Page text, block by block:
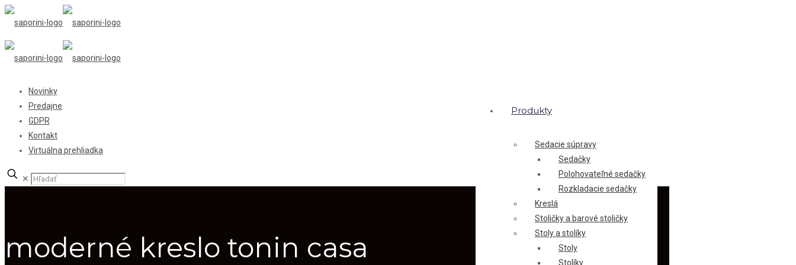
Produkty
Sedacie súpravy
Sedačky
Polohovateľné sedačky
Rozkladacie sedačky
Kreslá
Stoličky a barové stoličky
Stoly a stolíky
Stoly
Stolíky
Novinky
Predajne
GDPR
Kontakt
Virtuálna prehliadka
✕
moderné kreslo tonin casa